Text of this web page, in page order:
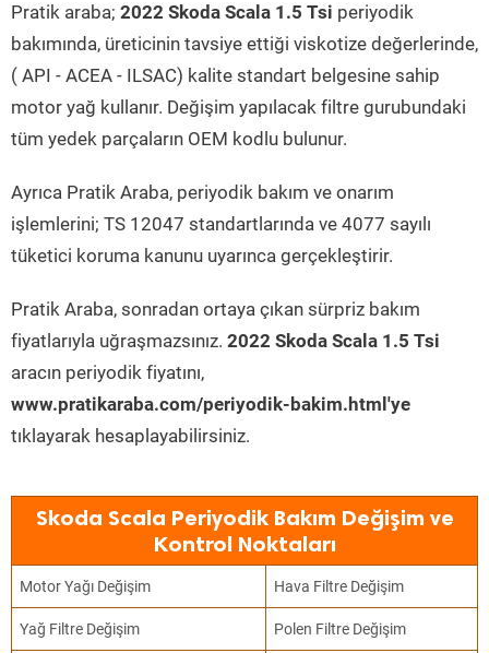
Pratik araba; 2022 Skoda Scala 1.5 Tsi periyodik
bakımında, üreticinin tavsiye ettiği viskotize değerlerinde,
( API - ACEA - ILSAC) kalite standart belgesine sahip
motor yağ kullanır. Değişim yapılacak filtre gurubundaki
tüm yedek parçaların OEM kodlu bulunur.
Ayrıca Pratik Araba, periyodik bakım ve onarım
işlemlerini; TS 12047 standartlarında ve 4077 sayılı
tüketici koruma kanunu uyarınca gerçekleştirir.
Pratik Araba, sonradan ortaya çıkan sürpriz bakım
fiyatlarıyla uğraşmazsınız. 2022 Skoda Scala 1.5 Tsi
aracın periyodik fiyatını,
www.pratikaraba.com/periyodik-bakim.html'ye
tıklayarak hesaplayabilirsiniz.
Skoda Scala Periyodik Bakım Değişim ve
Kontrol Noktaları
Motor Yağı Değişim Hava Filtre Değişim
Yağ Filtre Değişim Polen Filtre Değişim